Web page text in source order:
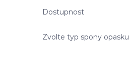
Dostupnost
Zvolte typ spony opasku